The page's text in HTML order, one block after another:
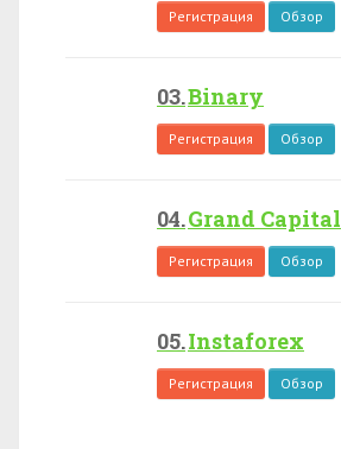
Регистрация Обзор
Binary
Регистрация Обзор
Grand Capital
Регистрация Обзор
Instaforex
Регистрация Обзор